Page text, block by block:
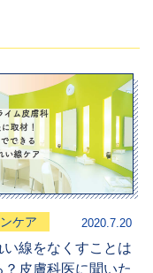
ケア 2020.7.20
い線をなくすことは
？皮膚科医に聞いた